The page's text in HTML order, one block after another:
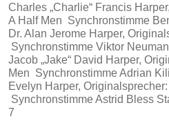
Charles „Charlie“ Francis
A Half Men Synchronstimme
Dr. Alan Jerome Harper,
Synchronstimme Viktor
Jacob „Jake“ David Harper,
Men Synchronstimme Adrian
Evelyn Harper,
Synchronstimme Astrid Bless
7